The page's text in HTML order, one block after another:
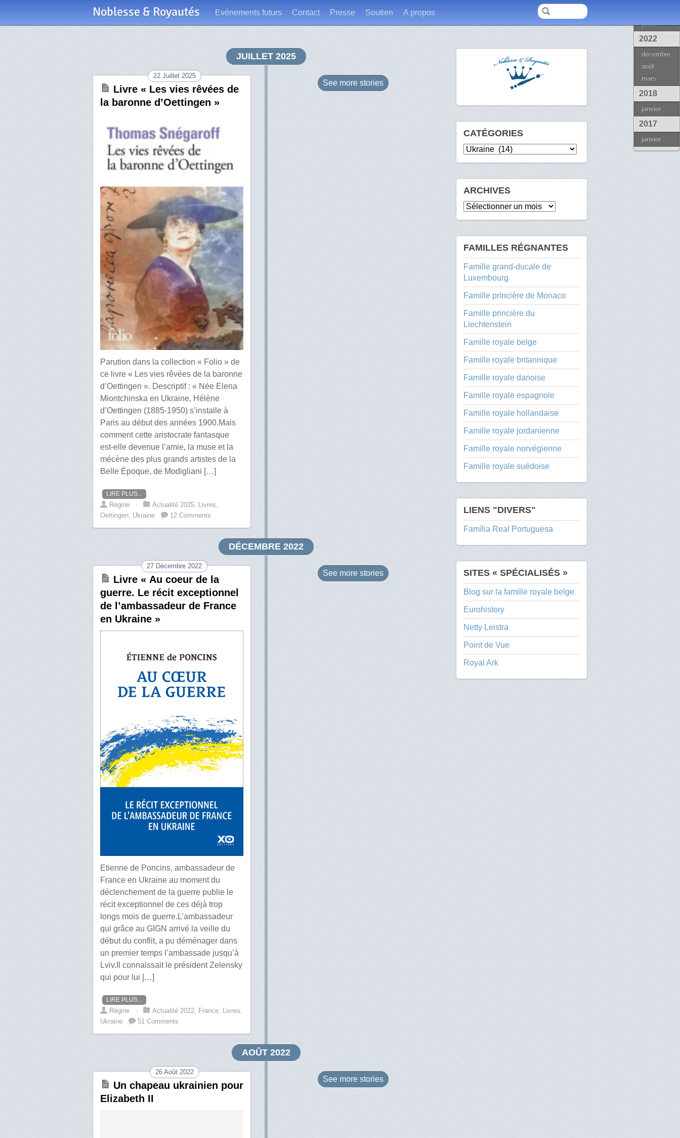
Noblesse & Royautés Evénements futurs Contact Presse Soutien A propos
juillet
2022
décembre
août
mars
2018
janvier
2017
janvier
JUILLET 2025
22 Juillet 2025
Livre « Les vies rêvées de
la baronne d’Oettingen »
Parution dans la collection « Folio » de
ce livre « Les vies rêvées de la baronne
d’Oettingen ». Descriptif : « Née Elena
Miontchinska en Ukraine, Hélène
d’Oettingen (1885-1950) s’installe à
Paris au début des années 1900.Mais
comment cette aristocrate fantasque
est-elle devenue l’amie, la muse et la
mécène des plus grands artistes de la
Belle Époque, de Modigliani […]
LIRE PLUS...
Régine ⋅ Actualité 2025, Livres,
Oettingen, Ukraine 12 Comments
See more stories
DÉCEMBRE 2022
27 Décembre 2022
Livre « Au coeur de la
guerre. Le récit exceptionnel
de l’ambassadeur de France
en Ukraine »
Etienne de Poncins, ambassadeur de
France en Ukraine au moment du
déclenchement de la guerre publie le
récit exceptionnel de ces déjà trop
longs mois de guerre.L’ambassadeur
qui grâce au GIGN arrivé la veille du
début du conflit, a pu déménager dans
un premier temps l’ambassade jusqu’à
Lviv.Il connaissait le président Zelensky
qui pour lui […]
LIRE PLUS...
Régine ⋅ Actualité 2022 France Livres
Ukraine
51 Comments
See more stories
AOÛT 2022
26 Août 2022
Un chapeau ukrainien pour
Elizabeth II
See more stories
CATÉGORIES
Catégories
ARCHIVES
Archives
FAMILLES RÉGNANTES
Famille grand-ducale de
Luxembourg
Famille princière de Monaco
Famille princière du
Liechtenstein
Famille royale belge
Famille royale britannique
Famille royale danoise
Famille royale espagnole
Famille royale hollandaise
Famille royale jordanienne
Famille royale norvégienne
Famille royale suédoise
LIENS "DIVERS"
Família Real Portuguesa
SITES « SPÉCIALISÉS »
Blog sur la famille royale belge
Eurohistory
Netty Leistra
Point de Vue
Royal Ark